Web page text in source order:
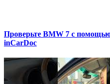
Проверьте BMW 7 с
inCarDoc